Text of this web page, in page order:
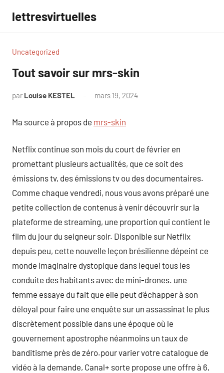
contenu
lettresvirtuelles
Uncategorized
Tout savoir sur mrs-skin
par Louise KESTEL mars 19, 2024
Ma source à propos de mrs-skin
Netflix continue son mois du court de février en
promettant plusieurs actualités, que ce soit des
émissions tv, des émissions tv ou des documentaires.
Comme chaque vendredi, nous vous avons préparé une
petite collection de contenus à venir découvrir sur la
plateforme de streaming, une proportion qui contient le
film du jour du seigneur soir. Disponible sur Netflix
depuis peu, cette nouvelle leçon brésilienne dépeint ce
monde imaginaire dystopique dans lequel tous les
conduite des habitants avec de mini-drones. une
femme essaye du fait que elle peut d’échapper à son
déloyal pour faire une enquête sur un assassinat le plus
discrètement possible dans une époque où le
gouvernement apostrophe néanmoins un taux de
banditisme près de zéro.pour varier votre catalogue de
vidéo à la demande, Canal+ sorte propose une offre à 6,